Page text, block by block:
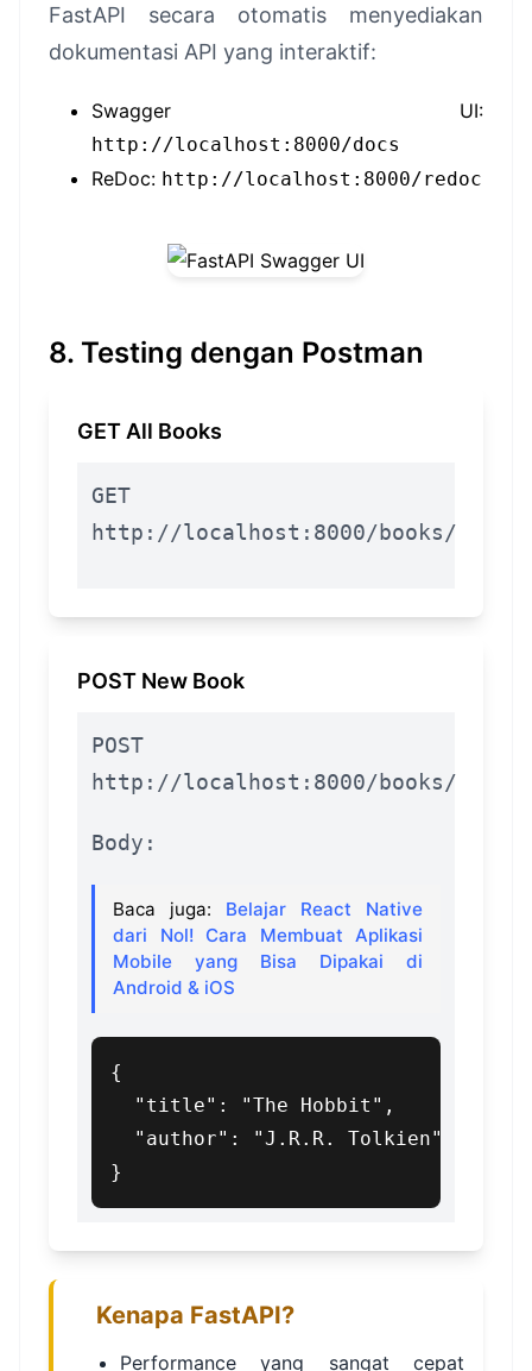
FastAPI secara otomatis menyediakan
dokumentasi API yang interaktif:
Swagger UI:
http://localhost:8000/docs
ReDoc: http://localhost:8000/redoc
8. Testing dengan Postman
GET All Books
GET
http://localhost:8000/books/
POST New Book
POST
http://localhost:8000/books/
Body:
Baca juga: Belajar React Native
dari Nol! Cara Membuat Aplikasi
Mobile yang Bisa Dipakai di
Android & iOS
{
  "title": "The Hobbit",
  "author": "J.R.R. Tolkien"
}
Kenapa FastAPI?
Performance yang sangat cepat